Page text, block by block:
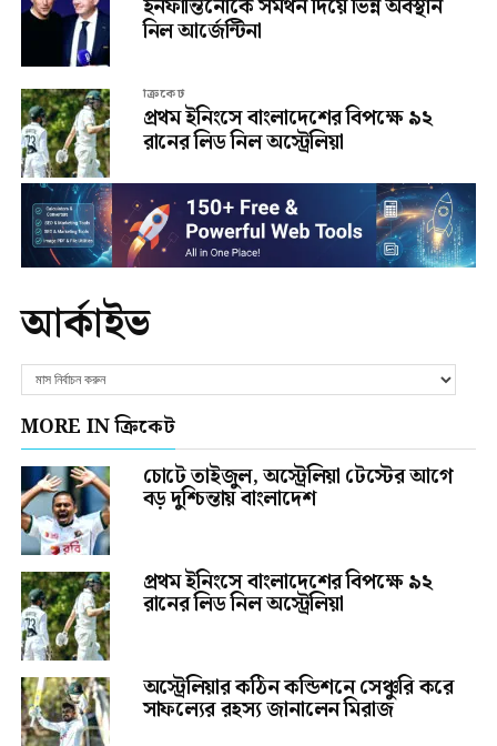
ইনফান্তিনোকে সমর্থন দিয়ে ভিন্ন অবস্থান
নিল আর্জেন্টিনা
ক্রিকেট
প্রথম ইনিংসে বাংলাদেশের বিপক্ষে ৯২
রানের লিড নিল অস্ট্রেলিয়া
আর্কাইভ
MORE IN ক্রিকেট
চোটে তাইজুল, অস্ট্রেলিয়া টেস্টের আগে
বড় দুশ্চিন্তায় বাংলাদেশ
প্রথম ইনিংসে বাংলাদেশের বিপক্ষে ৯২
রানের লিড নিল অস্ট্রেলিয়া
অস্ট্রেলিয়ার কঠিন কন্ডিশনে সেঞ্চুরি করে
সাফল্যের রহস্য জানালেন মিরাজ